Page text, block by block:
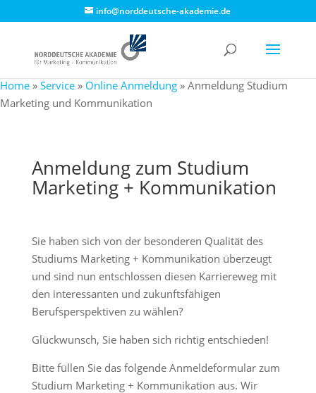
info@norddeutsche-akademie.de
Home » Service » Online Anmeldung » Anmeldung Studium
Marketing und Kommunikation
Anmeldung zum Studium
Marketing + Kommunikation
Sie haben sich von der besonderen Qualität des
Studiums Marketing + Kommunikation überzeugt
und sind nun entschlossen diesen Karriereweg mit
den interessanten und zukunftsfähigen
Berufsperspektiven zu wählen?
Glückwunsch, Sie haben sich richtig entschieden!
Bitte füllen Sie das folgende Anmeldeformular zum
Studium Marketing + Kommunikation aus. Wir